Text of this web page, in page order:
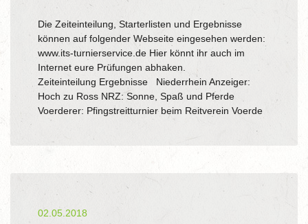
Die Zeiteinteilung, Starterlisten und Ergebnisse
können auf folgender Webseite eingesehen werden:
www.its-turnierservice.de Hier könnt ihr auch im
Internet eure Prüfungen abhaken.
Zeiteinteilung Ergebnisse Niederrhein Anzeiger:
Hoch zu Ross NRZ: Sonne, Spaß und Pferde
Voerderer: Pfingstreitturnier beim Reitverein Voerde
02.05.2018